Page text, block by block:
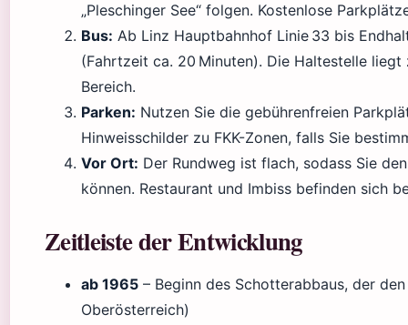
„Pleschinger See“ folgen. Kostenlose
Bus: Ab Linz Hauptbahnhof Linie 33 bis
(Fahrtzeit ca. 20 Minuten). Die Haltestelle liegt
Bereich.
Parken: Nutzen Sie die gebührenfreien
Hinweisschilder zu FKK-Zonen, falls Sie
Vor Ort: Der Rundweg ist flach, sodass Sie
können. Restaurant und Imbiss befinden sich
Zeitleiste der Entwicklung
ab 1965 – Beginn des Schotterabbaus, der
Oberösterreich)